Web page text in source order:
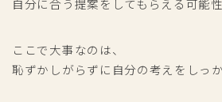
自分に合う提案をしてもらえる可能
ここで大事なのは、
恥ずかしがらずに自分の考えをしっ